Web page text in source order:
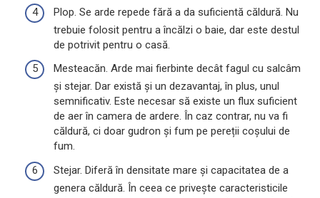
Plop. Se arde repede fără a da suficientă căldură. Nu
trebuie folosit pentru a încălzi o baie, dar este destul
de potrivit pentru o casă.
Mesteacăn. Arde mai fierbinte decât fagul cu salcâm
și stejar. Dar există și un dezavantaj, în plus, unul
semnificativ. Este necesar să existe un flux suficient
de aer în camera de ardere. În caz contrar, nu va fi
căldură, ci doar gudron și fum pe pereții coșului de
fum.
Stejar. Diferă în densitate mare și capacitatea de a
genera căldură. În ceea ce privește caracteristicile